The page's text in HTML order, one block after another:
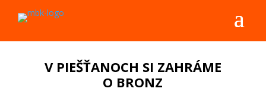
V PIEŠŤANOCH SI ZAHRÁME
O BRONZ